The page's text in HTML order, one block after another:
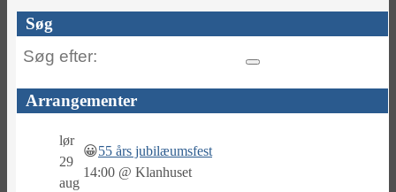
Søg
Søg
Arrangementer
lør
29
aug
😀55 års jubilæumsfest
14:00 @ Klanhuset